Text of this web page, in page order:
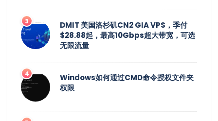
DMIT 美国洛杉矶CN2 GIA VPS，季付
$28.88起，最高10Gbps超大带宽，可选
无限流量
Windows如何通过CMD命令授权文件夹
权限